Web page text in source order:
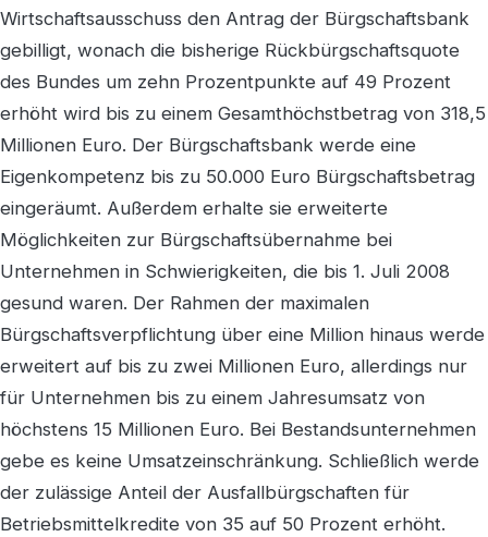
Wirtschaftsausschuss den Antrag der Bürgschaftsbank
gebilligt, wonach die bisherige Rückbürgschaftsquote
des Bundes um zehn Prozentpunkte auf 49 Prozent
erhöht wird bis zu einem Gesamthöchstbetrag von 318,5
Millionen Euro. Der Bürgschaftsbank werde eine
Eigenkompetenz bis zu 50.000 Euro Bürgschaftsbetrag
eingeräumt. Außerdem erhalte sie erweiterte
Möglichkeiten zur Bürgschaftsübernahme bei
Unternehmen in Schwierigkeiten, die bis 1. Juli 2008
gesund waren. Der Rahmen der maximalen
Bürgschaftsverpflichtung über eine Million hinaus werde
erweitert auf bis zu zwei Millionen Euro, allerdings nur
für Unternehmen bis zu einem Jahresumsatz von
höchstens 15 Millionen Euro. Bei Bestandsunternehmen
gebe es keine Umsatzeinschränkung. Schließlich werde
der zulässige Anteil der Ausfallbürgschaften für
Betriebsmittelkredite von 35 auf 50 Prozent erhöht.